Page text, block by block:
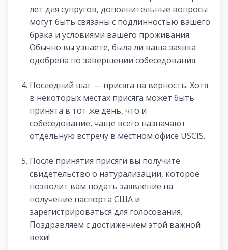
лет для супругов, дополнительные вопросы
могут быть связаны с подлинностью вашего
брака и условиями вашего проживания.
Обычно вы узнаете, была ли ваша заявка
одобрена по завершении собеседования.
Последний шаг — присяга на верность. Хотя
в некоторых местах присяга может быть
принята в тот же день, что и
собеседование, чаще всего назначают
отдельную встречу в местном офисе USCIS.
После принятия присяги вы получите
свидетельство о натурализации, которое
позволит вам подать заявление на
получение паспорта США и
зарегистрироваться для голосования.
Поздравляем с достижением этой важной
вехи!